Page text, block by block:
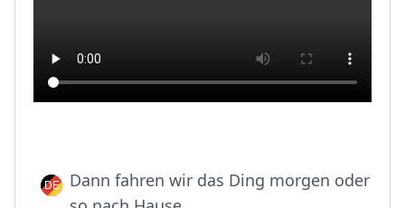
Dann fahren wir das Ding morgen oder